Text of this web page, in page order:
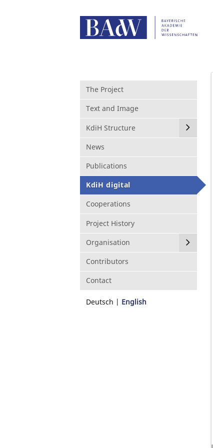
The Project
Text and Image
KdiH Structure
News
Publications
KdiH digital
Cooperations
Project History
Organisation
Contributors
Contact
Deutsch English